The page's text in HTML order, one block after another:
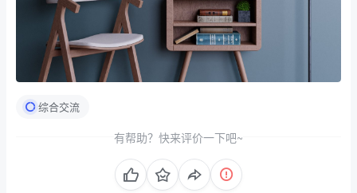
综合交流
有帮助？快来评价一下吧~